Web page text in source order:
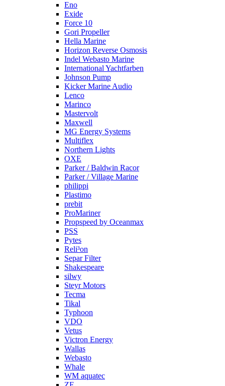
Eno
Exide
Force 10
Gori Propeller
Hella Marine
Horizon Reverse Osmosis
Indel Webasto Marine
International Yachtfarben
Johnson Pump
Kicker Marine Audio
Lenco
Marinco
Mastervolt
Maxwell
MG Energy Systems
Multiflex
Northern Lights
OXE
Parker / Baldwin Racor
Parker / Village Marine
philippi
Plastimo
prebit
ProMariner
Propspeed by Oceanmax
PSS
Pytes
Reli³on
Separ Filter
Shakespeare
silwy
Steyr Motors
Tecma
Tikal
Typhoon
VDO
Vetus
Victron Energy
Wallas
Webasto
Whale
WM aquatec